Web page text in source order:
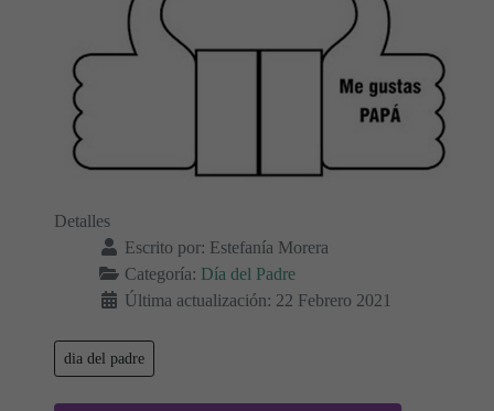
Detalles
Escrito por: Estefanía Morera
Categoría: Día del Padre
Última actualización: 22 Febrero 2021
dia del padre